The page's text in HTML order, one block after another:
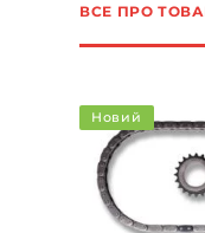
ВСЕ ПРО
Новий